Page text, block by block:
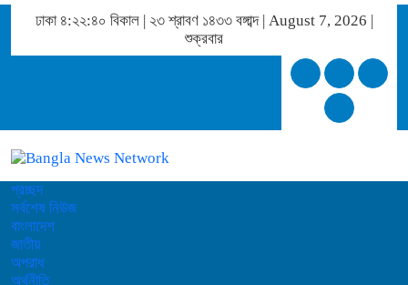
ঢাকা ৪:২২:৪০ বিকাল| ২৩ শ্রাবণ ১৪৩৩ বঙ্গাব্দ | August 7, 2026 |
শুক্রবার
প্রচ্ছদ
সর্বশেষ নিউজ
বাংলাদেশ
জাতীয়
অপরাধ
অর্থনীতি